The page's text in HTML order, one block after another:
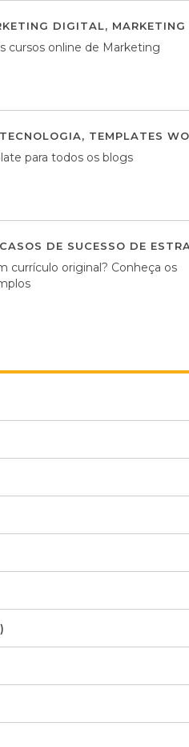
DIGITAL,
cursos online de Marketing
TECNOLOGIA, TEMPLATES
para todos os blogs
CASOS DE SUCESSO DE
currículo original? Conheça os